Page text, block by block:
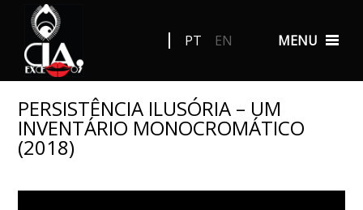
MENU
PT EN
PERSISTÊNCIA ILUSÓRIA – UM
INVENTÁRIO MONOCROMÁTICO
(2018)